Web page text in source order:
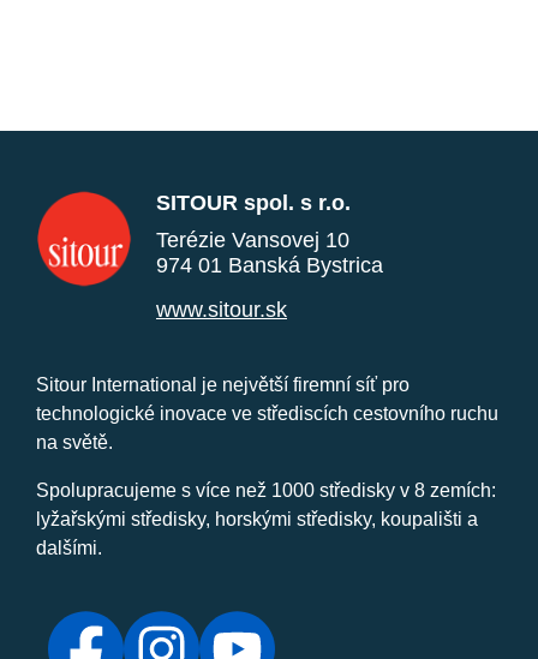
SITOUR spol. s r.o.
Terézie Vansovej 10
974 01 Banská Bystrica
www.sitour.sk
Sitour International je největší firemní síť pro
technologické inovace ve střediscích cestovního ruchu
na světě.
Spolupracujeme s více než 1000 středisky v 8 zemích:
lyžařskými středisky, horskými středisky, koupališti a
dalšími.